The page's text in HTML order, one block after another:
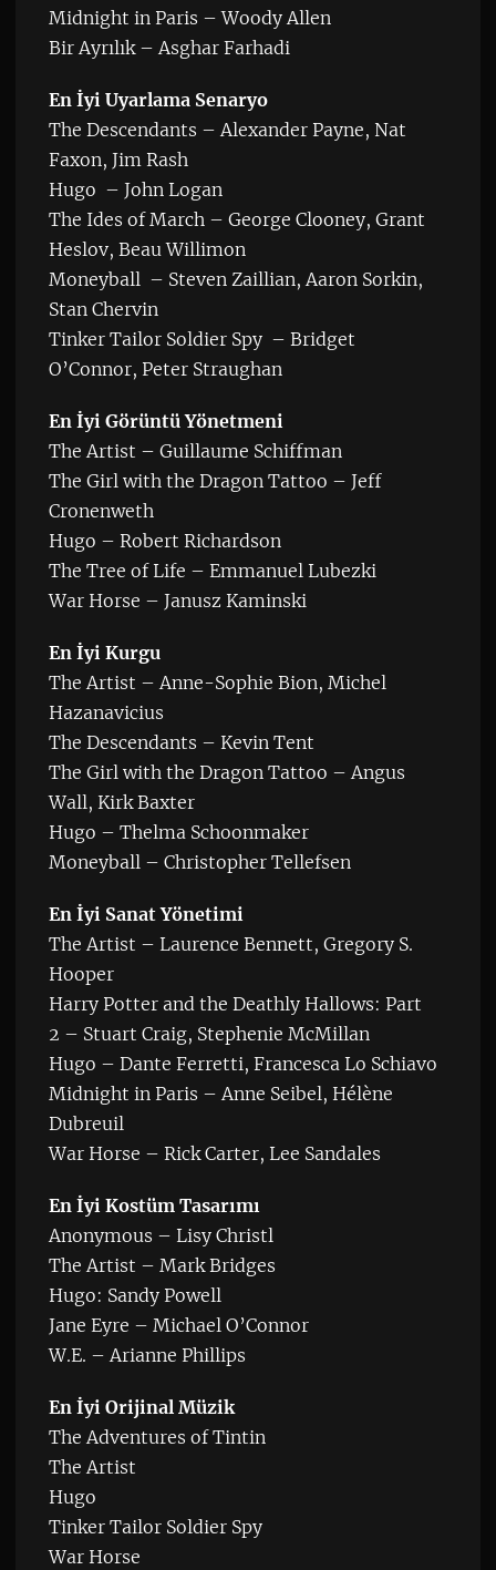
Midnight in Paris – Woody Allen
Bir Ayrılık – Asghar Farhadi
En İyi Uyarlama Senaryo
The Descendants – Alexander Payne, Nat
Faxon, Jim Rash
Hugo – John Logan
The Ides of March – George Clooney, Grant
Heslov, Beau Willimon
Moneyball – Steven Zaillian, Aaron Sorkin,
Stan Chervin
Tinker Tailor Soldier Spy – Bridget
O’Connor, Peter Straughan
En İyi Görüntü Yönetmeni
The Artist – Guillaume Schiffman
The Girl with the Dragon Tattoo – Jeff
Cronenweth
Hugo – Robert Richardson
The Tree of Life – Emmanuel Lubezki
War Horse – Janusz Kaminski
En İyi Kurgu
The Artist – Anne-Sophie Bion, Michel
Hazanavicius
The Descendants – Kevin Tent
The Girl with the Dragon Tattoo – Angus
Wall, Kirk Baxter
Hugo – Thelma Schoonmaker
Moneyball – Christopher Tellefsen
En İyi Sanat Yönetimi
The Artist – Laurence Bennett, Gregory S.
Hooper
Harry Potter and the Deathly Hallows: Part
2 – Stuart Craig, Stephenie McMillan
Hugo – Dante Ferretti, Francesca Lo Schiavo
Midnight in Paris – Anne Seibel, Hélène
Dubreuil
War Horse – Rick Carter, Lee Sandales
En İyi Kostüm Tasarımı
Anonymous – Lisy Christl
The Artist – Mark Bridges
Hugo: Sandy Powell
Jane Eyre – Michael O’Connor
W.E. – Arianne Phillips
En İyi Orijinal Müzik
The Adventures of Tintin
The Artist
Hugo
Tinker Tailor Soldier Spy
War Horse